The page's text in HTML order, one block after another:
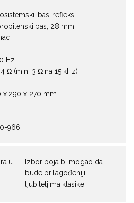
bas-refleks
bas, 28 mm
Hz
Ω (min. 3 Ω na 15 kHz)
x 290 x 270 mm
966
u
Izbor boja bi mogao da
bude prilagođeniji
ljubiteljima klasike.